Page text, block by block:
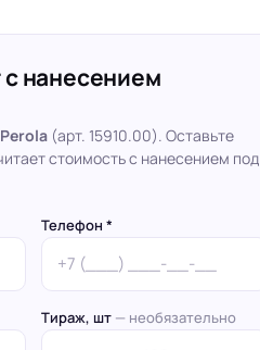
с нанесением
(арт. 15910.00). Оставьте
стоимость с нанесением под
Телефон *
Тираж, шт — необязательно